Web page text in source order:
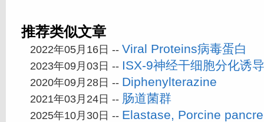
推荐类似文章
2022年05月16日 -- Viral Proteins病毒蛋白
2023年09月03日 -- ISX-9神经干细胞分化诱
2020年09月28日 -- Diphenylterazine
2021年03月24日 -- 肠道菌群
2025年10月30日 -- Elastase, Porcine